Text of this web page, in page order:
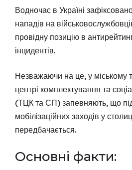
Водночас в Україні
нападів на
провідну позицію в
інцидентів.
Незважаючи на це, у міському
центрі комплектування та
(ТЦК та СП) запевняють, що
мобілізаційних заходів у
передбачається.
Основні факти: